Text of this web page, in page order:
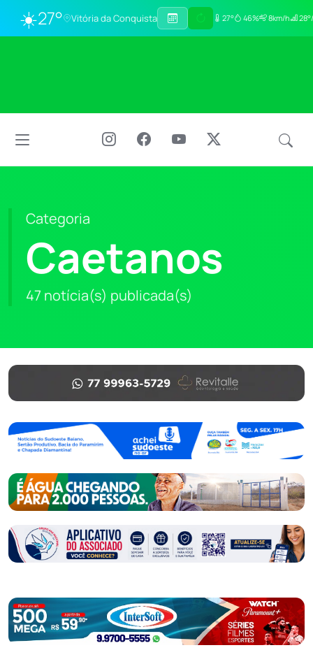
☀️27° Vitória da Conquista 27° 46% 8km/h
Categoria
Caetanos
47 notícia(s) publicada(s)